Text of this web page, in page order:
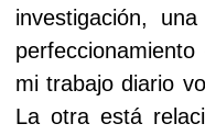
investigación,
mi trabajo diario
La otra está